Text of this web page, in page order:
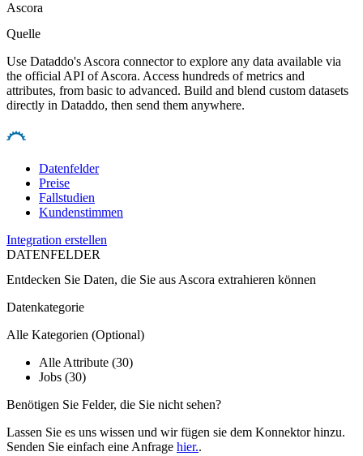
Ascora
Quelle
Use Dataddo's Ascora connector to explore any data available via
the official API of Ascora. Access hundreds of metrics and
attributes, from basic to advanced. Build and blend custom datasets
directly in Dataddo, then send them anywhere.
Datenfelder
Preise
Fallstudien
Kundenstimmen
Integration erstellen
DATENFELDER
Entdecken Sie Daten, die Sie aus Ascora extrahieren können
Datenkategorie
Alle Kategorien (Optional)
Alle Attribute (30)
Jobs (30)
Benötigen Sie Felder, die Sie nicht sehen?
Lassen Sie es uns wissen und wir fügen sie dem Konnektor hinzu.
Senden Sie einfach eine Anfrage hier..